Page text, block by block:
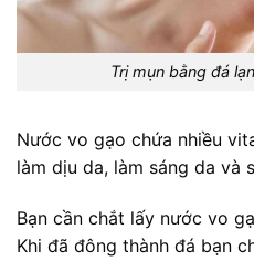
Trị mụn bằng đá
Nước vo gạo chứa nhiều
làm dịu da, làm sáng da và
Bạn cần chắt lấy nước vo
Khi đã đông thành đá bạn